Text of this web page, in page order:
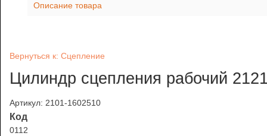
Описание товара
Вернуться к: Сцепление
Цилиндр сцепления рабочий
Артикул: 2101-1602510
Код
0112